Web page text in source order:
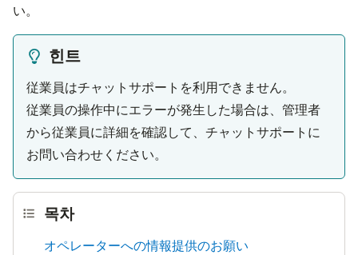
い。
힌트
従業員はチャットサポートを利用できません。
従業員の操作中にエラーが発生した場合は、管理者
から従業員に詳細を確認して、チャットサポートに
お問い合わせください。
목차
オペレーターへの情報提供のお願い